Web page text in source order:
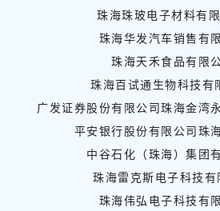
珠海珠玻电子材料有
珠海华发汽车销售有
珠海天禾食品有限
珠海百试通生物科技
广发证券股份有限公司珠海金湾
平安银行股份有限公司珠
中谷石化（珠海）集团
珠海雷克斯电子科技有
珠海伟弘电子科技有